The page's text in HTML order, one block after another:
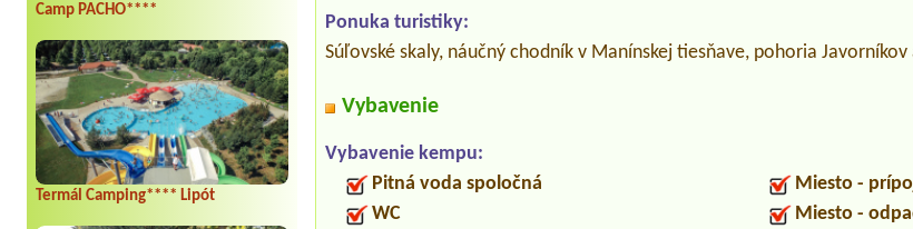
Camp PACHO****
Termál Camping**** Lipót
Ponuka turistiky:
Súľovské skaly, náučný chodník v Manínskej tiesňave, pohoria
Vybavenie
Vybavenie kempu:
Pitná voda spoločná
WC
Miesto -
Miesto -